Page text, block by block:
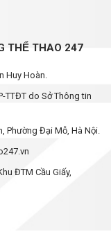
THỂ THAO 247
Huy Hoàn.
TTĐT do Sở Thông tin
Phường Đại Mỗ, Hà Nội.
ĐTM Cầu Giấy,